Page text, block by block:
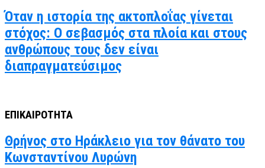
Όταν η ιστορία της ακτοπλοΐας γίνεται
στόχος: Ο σεβασμός στα πλοία και στους
ανθρώπους τους δεν είναι
διαπραγματεύσιμος
ΕΠΙΚΑΙΡΟΤΗΤΑ
Θρήνος στο Ηράκλειο για τον θάνατο του
Κωνσταντίνου Λυρώνη